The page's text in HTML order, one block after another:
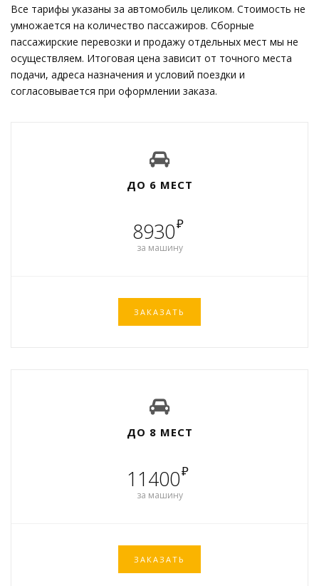
Все тарифы указаны за автомобиль целиком. Стоимость не
умножается на количество пассажиров. Сборные
пассажирские перевозки и продажу отдельных мест мы не
осуществляем. Итоговая цена зависит от точного места
подачи, адреса назначения и условий поездки и
согласовывается при оформлении заказа.
ДО 6 МЕСТ
8930₽
за машину
ЗАКАЗАТЬ
ДО 8 МЕСТ
11400₽
за машину
ЗАКАЗАТЬ